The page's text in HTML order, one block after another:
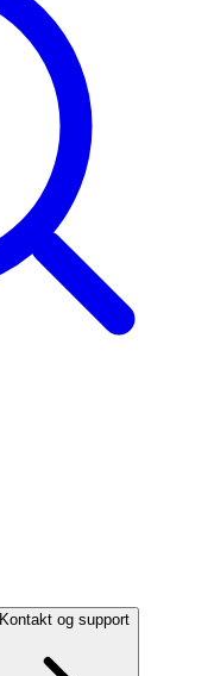
Kontakt og support